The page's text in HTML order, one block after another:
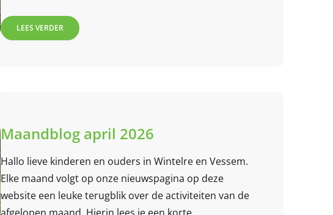
LEES VERDER
Maandblog april 2026
Hallo lieve kinderen en ouders in Wintelre en Vessem.
Elke maand volgt op onze nieuwspagina op deze
website een leuke terugblik over de activiteiten van de